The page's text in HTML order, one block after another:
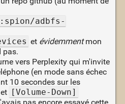
adbfs-
et évidemmentmon
pas.
vers Perplexity qui m'invite
(en mode sans échec
10 secondes sur les
et
[Volume-Down]